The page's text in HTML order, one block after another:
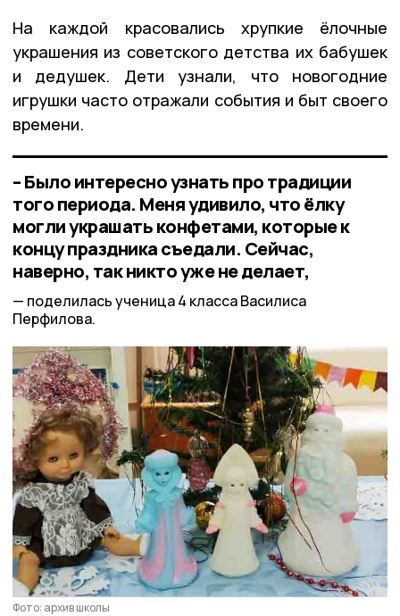
На каждой красовались хрупкие ёлочные
украшения из советского детства их бабушек
и дедушек. Дети узнали, что новогодние
игрушки часто отражали события и быт своего
времени.
– Было интересно узнать про традиции
того периода. Меня удивило, что ёлку
могли украшать конфетами, которые к
концу праздника съедали. Сейчас,
наверно, так никто уже не делает,
поделилась ученица 4 класса Василиса
Перфилова.
Фото: архив школы